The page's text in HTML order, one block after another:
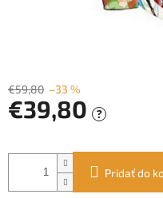
€59,80 –33 %
€39,80 ?
cena:
Pridať do